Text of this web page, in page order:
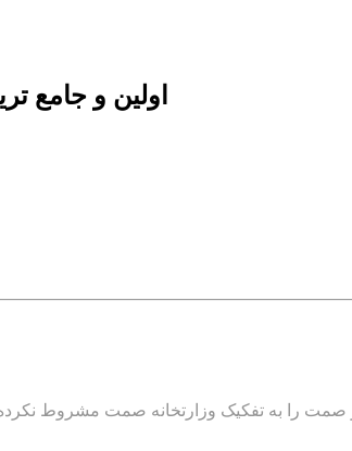
اولین و جامع
صمت را به تفکیک وزارتخانه صمت مشروط